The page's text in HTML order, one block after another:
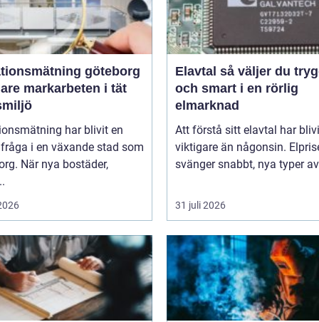
göteborg
markarbeten i tät
har blivit en
i en växande stad som
När nya bostäder,
Elavtal så väljer du tryggt
och smart i en rörlig
elmarknad
Att förstå sitt elavtal har
viktigare än någonsin.
svänger snabbt, nya typer
31 juli 2026